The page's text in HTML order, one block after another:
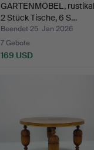
GARTENMÖBEL,
2 Stück Tische, 6 S…
Beendet 25. Jan 2026
7 Gebote
169 USD